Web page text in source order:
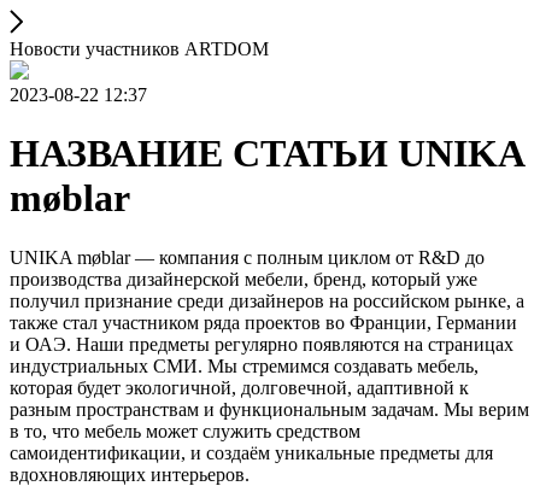
Новости участников ARTDOM
2023-08-22 12:37
НАЗВАНИЕ СТАТЬИ UNIKA
møblar
UNIKA møblar — компания с полным циклом от R&D до
производства дизайнерской мебели, бренд, который уже
получил признание среди дизайнеров на российском рынке, а
также стал участником ряда проектов во Франции, Германии
и ОАЭ. Наши предметы регулярно появляются на страницах
индустриальных СМИ. Мы стремимся создавать мебель,
которая будет экологичной, долговечной, адаптивной к
разным пространствам и функциональным задачам. Мы верим
в то, что мебель может служить средством
самоидентификации, и создаём уникальные предметы для
вдохновляющих интерьеров.